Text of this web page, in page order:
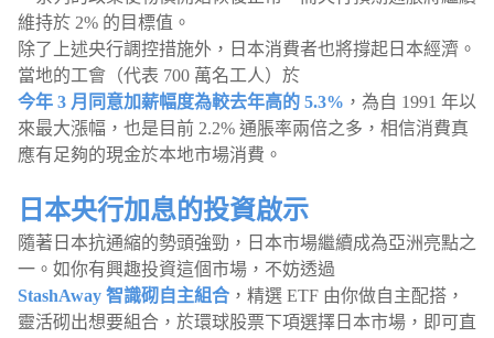
維持於 2% 的目標值。
除了上述央行調控措施外，日本消費者也將撐起日本經濟。
當地的工會（代表 700 萬名工人）於
今年 3 月同意加薪幅度為較去年高的 5.3% ，為自 1991 年以
來最大漲幅，也是目前 2.2% 通脹率兩倍之多，相信消費真
應有足夠的現金於本地市場消費。
日本央行加息的投資啟示
隨著日本抗通縮的勢頭強勁，日本市場繼續成為亞洲亮點之
一。如你有興趣投資這個市場，不妨透過
StashAway 智識砌自主組合 ，精選 ETF 由你做自主配搭，
靈活砌出想要組合，於環球股票下項選擇日本市場，即可直